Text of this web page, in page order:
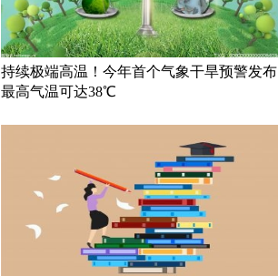
持续极端高温！今年首个气象干旱预警发布
最高气温可达38℃